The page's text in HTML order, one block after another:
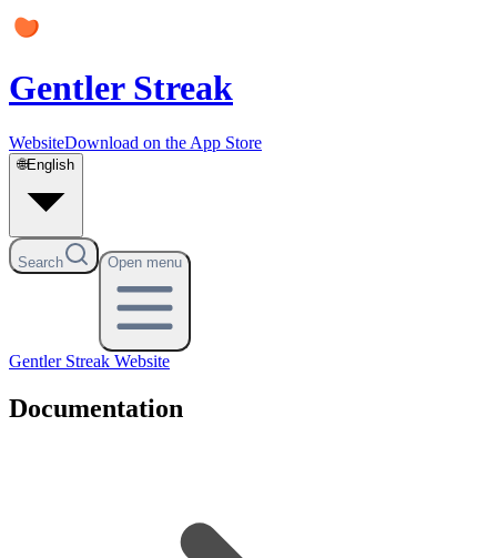
Gentler Streak
WebsiteDownload on the App Store
🌐English
Search Open menu
Gentler Streak Website
Documentation